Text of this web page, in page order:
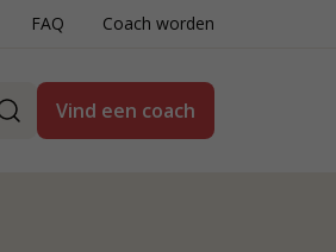
FAQ Coach worden
Vind een coach